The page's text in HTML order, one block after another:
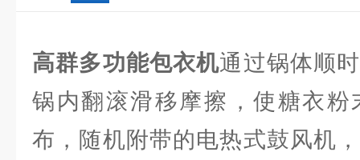
高群多功能包衣机通过锅体顺
锅内翻滚滑移摩擦，使糖衣粉
布，随机附带的电热式鼓风机